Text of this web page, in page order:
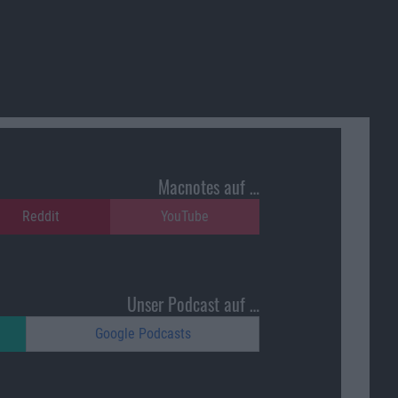
Macnotes auf …
Reddit YouTube
Unser Podcast auf …
Google Podcasts